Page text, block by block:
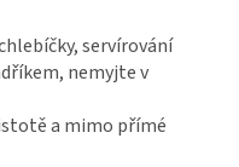
servírování
nemyjte v
a mimo přímé